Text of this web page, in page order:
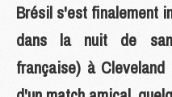
Brésil s'est finalement
dans la nuit de
française) à